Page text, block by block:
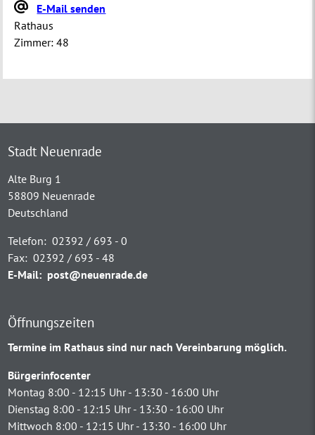
E-Mail senden
Rathaus
Zimmer: 48
Stadt Neuenrade
Alte Burg 1
58809 Neuenrade
Deutschland
Telefon: 02392 / 693 - 0
Fax: 02392 / 693 - 48
E-Mail: post@neuenrade.de
Öffnungszeiten
Termine im Rathaus sind nur nach Vereinbarung möglich.
Bürgerinfocenter
Montag 8:00 - 12:15 Uhr - 13:30 - 16:00 Uhr
Dienstag 8:00 - 12:15 Uhr - 13:30 - 16:00 Uhr
Mittwoch 8:00 - 12:15 Uhr - 13:30 - 16:00 Uhr